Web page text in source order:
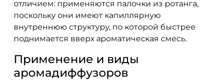
отличием: применяются палочки из ротанга,
поскольку они имеют капиллярную
внутреннюю структуру, по которой быстрее
поднимается вверх ароматическая смесь.
Применение и виды
аромадиффузоров